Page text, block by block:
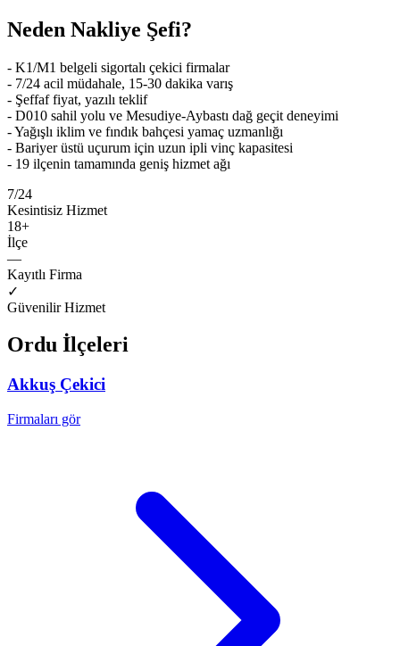
Neden Nakliye Şefi?
- K1/M1 belgeli sigortalı çekici firmalar
- 7/24 acil müdahale, 15-30 dakika varış
- Şeffaf fiyat, yazılı teklif
- D010 sahil yolu ve Mesudiye-Aybastı dağ geçit deneyimi
- Yağışlı iklim ve fındık bahçesi yamaç uzmanlığı
- Bariyer üstü uçurum için uzun ipli vinç kapasitesi
- 19 ilçenin tamamında geniş hizmet ağı
7/24
Kesintisiz Hizmet
18+
İlçe
—
Kayıtlı Firma
✓
Güvenilir Hizmet
Ordu İlçeleri
Akkuş Çekici
Firmaları gör